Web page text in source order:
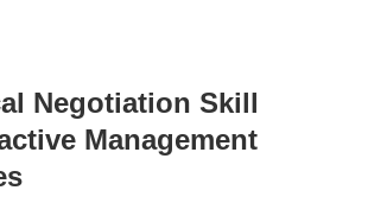
Negotiation Skill
Management